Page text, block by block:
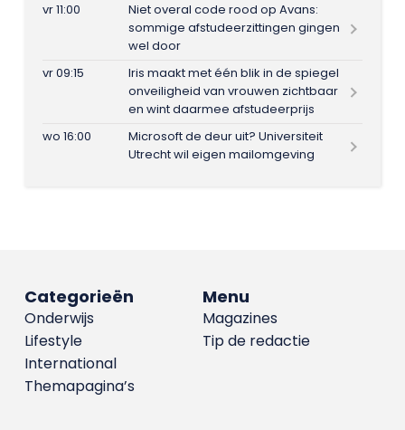
vr 11:00
Niet overal code rood op Avans:
sommige afstudeerzittingen gingen
wel door
vr 09:15
Iris maakt met één blik in de spiegel
onveiligheid van vrouwen zichtbaar
en wint daarmee afstudeerprijs
wo 16:00
Microsoft de deur uit? Universiteit
Utrecht wil eigen mailomgeving
Menu
Magazines
Tip de redactie
Categorieën
Onderwijs
Lifestyle
International
Themapagina’s